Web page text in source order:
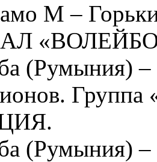
М –
(Румыния)
(Румыния)